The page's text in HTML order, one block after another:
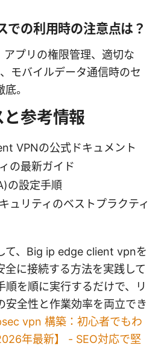
での利用時の注意点は？
アプリの権限管理、適切な
モバイルデータ通信時のセ
。
参考情報
VPNの公式ドキュメント
の最新ガイド
の設定手順
ュリティのベストプラクティ
て、Big ip edge client vpnを
全に接続する方法を実践して
順を順に実行するだけで、リ
安全性と作業効率を両立でき
vpn 構築：初心者でもわ
年最新】 - SEO対応で堅